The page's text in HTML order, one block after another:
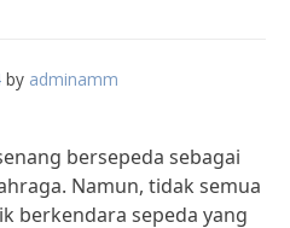
by adminamm
bersepeda sebagai
Namun, tidak semua
berkendara sepeda yang